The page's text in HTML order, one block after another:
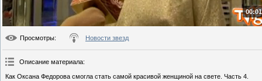
Просмотры: Новости звезд
Описание материала:
Как Оксана Федорова смогла стать самой красивой женщиной на свете. Часть 4.